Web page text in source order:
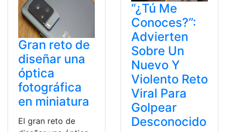
Gran reto de
diseñar una
óptica
fotográfica
en miniatura
El gran reto de
“¿Tú Me
Conoces?”:
Advierten
Sobre Un
Nuevo Y
Violento Reto
Viral Para
Golpear
Desconocido